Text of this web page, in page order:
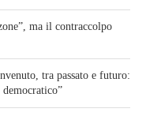
ma il contraccolpo
tra passato e futuro: